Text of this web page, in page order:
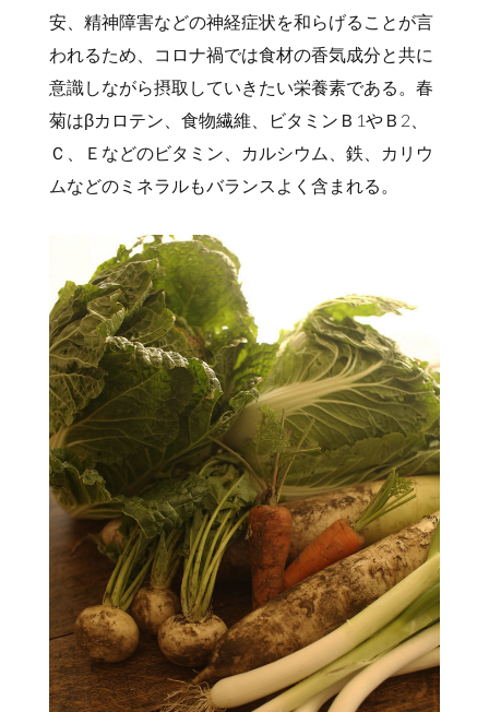
安、精神障害などの神経症状を和らげることが言
われるため、コロナ禍では食材の香気成分と共に
意識しながら摂取していきたい栄養素である。春
菊はβカロテン、食物繊維、ビタミンＢ1やＢ2、
Ｃ、Ｅなどのビタミン、カルシウム、鉄、カリウ
ムなどのミネラルもバランスよく含まれる。